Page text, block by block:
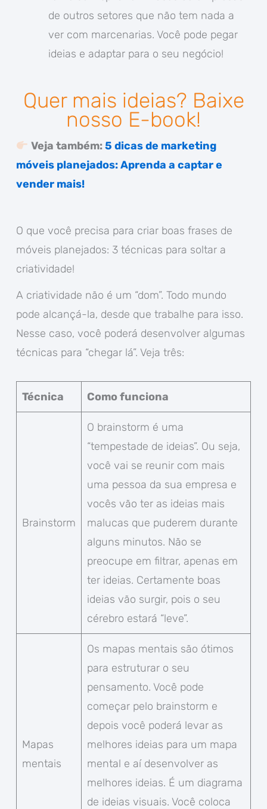
de outros setores que não tem nada a
ver com marcenarias. Você pode pegar
ideias e adaptar para o seu negócio!
Quer mais ideias? Baixe
nosso E-book!
Veja também:5 dicas de marketing
móveis planejados: Aprenda a captar e
vender mais!
O que você precisa para criar boas frases de
móveis planejados: 3 técnicas para soltar a
criatividade!
A criatividade não é um “dom”. Todo mundo
pode alcançá-la, desde que trabalhe para isso.
Nesse caso, você poderá desenvolver algumas
técnicas para “chegar lá”. Veja três:
Técnica Como funciona
Brainstorm
O brainstorm é uma
“tempestade de ideias”. Ou seja,
você vai se reunir com mais
uma pessoa da sua empresa e
vocês vão ter as ideias mais
malucas que puderem durante
alguns minutos. Não se
preocupe em filtrar, apenas em
ter ideias. Certamente boas
ideias vão surgir, pois o seu
cérebro estará “leve”.
Mapas
mentais
Os mapas mentais são ótimos
para estruturar o seu
pensamento. Você pode
começar pelo brainstorm e
depois você poderá levar as
melhores ideias para um mapa
mental e aí desenvolver as
melhores ideias. É um diagrama
de ideias visuais. Você coloca